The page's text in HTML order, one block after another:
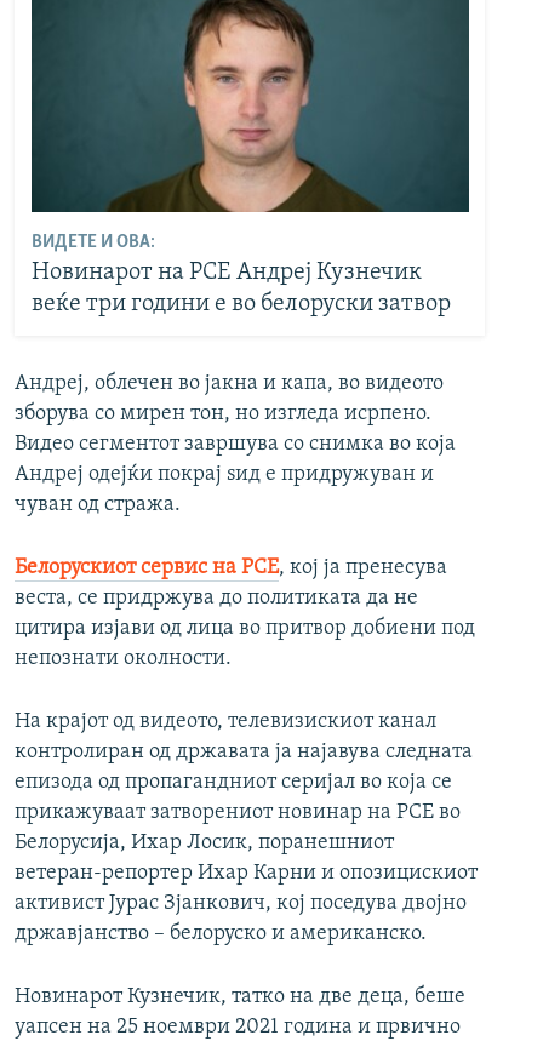
ВИДЕТЕ И ОВА:
Новинарот на РСЕ Андреј Кузнечик
веќе три години е во белоруски затвор
Андреј, облечен во јакна и капа, во видеото
зборува со мирен тон, но изгледа исрпено.
Видео сегментот завршува со снимка во која
Андреј одејќи покрај ѕид е придружуван и
чуван од стража.
Белорускиот сервис на РСЕ, кој ја пренесува
веста, се придржува до политиката да не
цитира изјави од лица во притвор добиени под
непознати околности.
На крајот од видеото, телевизискиот канал
контролиран од државата ја најавува следната
епизода од пропагандниот серијал во која се
прикажуваат затворениот новинар на РСЕ во
Белорусија, Ихар Лосик, поранешниот
ветеран-репортер Ихар Карни и опозицискиот
активист Јурас Зјанкович, кој поседува двојно
државјанство – белоруско и американско.
Новинарот Кузнечик, татко на две деца, беше
уапсен на 25 ноември 2021 година и првично